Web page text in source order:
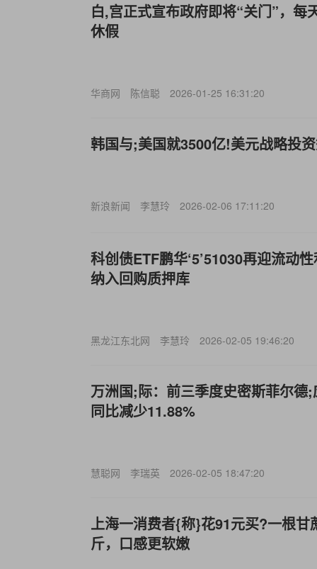
白,宫正式宣布政府即将“关门”，每
休假
华商网 陈信聪 2026-01-25 16:31:20
韩国与;美国就3500亿!美元战略投
新浪新闻 李慧玲 2026-02-06 17:11:20
科创债ETF鹏华‘5’51030再迎流动
纳入回购质押库
黑龙江东北网 李慧玲 2026-02-05 19:46:20
万洲国;际：前三季度史密斯菲尔德
同比减少11.88%
慧聪网 李瑞英 2026-02-05 18:47:20
上海一消费者{称}花91元买?一根甘
斤，口感更软嫩